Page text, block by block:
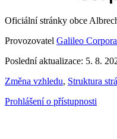
Oficiální stránky obce
Provozovatel Galileo
Poslední aktualizace: 5. 8.
Změna vzhledu, Struktura
Prohlášení o přístupnosti